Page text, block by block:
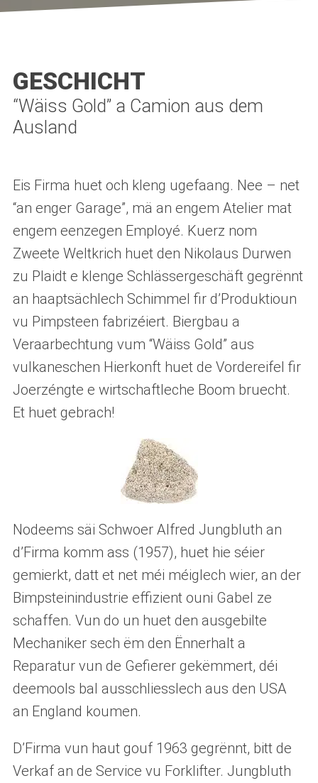
“Wäiss Gold” a Camion aus dem
Ausland
GESCHICHT
Eis Firma huet och kleng ugefaang. Nee – net
“an enger Garage”, mä an engem Atelier mat
engem eenzegen Employé. Kuerz nom
Zweete Weltkrich huet den Nikolaus Durwen
zu Plaidt e klenge Schlässergeschäft gegrënnt
an haaptsächlech Schimmel fir d’Produktioun
vu Pimpsteen fabrizéiert. Biergbau a
Veraarbechtung vum “Wäiss Gold” aus
vulkaneschen Hierkonft huet de Vordereifel fir
Joerzéngte e wirtschaftleche Boom bruecht.
Et huet gebrach!
Nodeems säi Schwoer Alfred Jungbluth an
d’Firma komm ass (1957), huet hie séier
gemierkt, datt et net méi méiglech wier, an der
Bimpsteinindustrie effizient ouni Gabel ze
schaffen. Vun do un huet den ausgebilte
Mechaniker sech ëm den Ënnerhalt a
Reparatur vun de Gefierer gekëmmert, déi
deemools bal ausschliesslech aus den USA
an England koumen.
D’Firma vun haut gouf 1963 gegrënnt, bitt de
Verkaf an de Service vu Forklifter. Jungbluth